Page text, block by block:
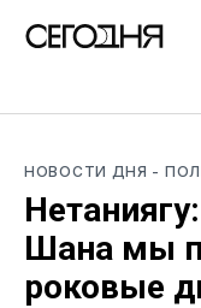
НОВОСТИ ДНЯ -
Шана мы
роковые